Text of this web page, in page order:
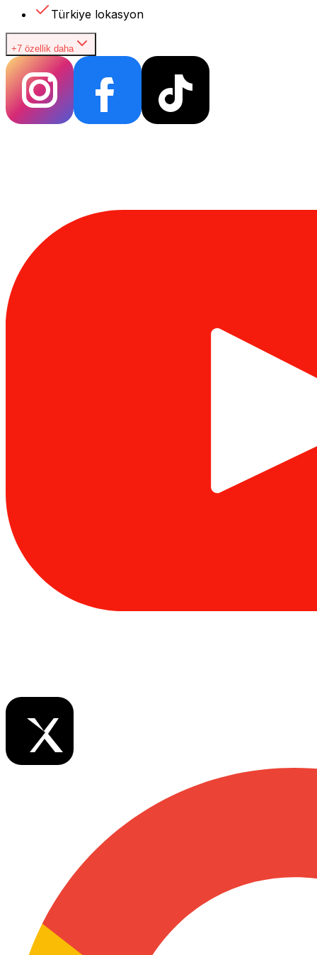
Türkiye lokasyon
+7 özellik daha